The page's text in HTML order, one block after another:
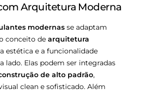
Arquitetura Moderna
modernas se adaptam
conceito de arquitetura
estética e a funcionalidade
lado. Elas podem ser integradas
de alto padrão,
clean e sofisticado. Além